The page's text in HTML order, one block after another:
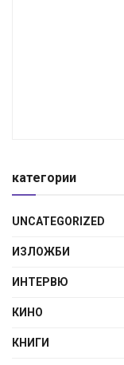
категории
UNCATEGORIZED
ИЗЛОЖБИ
ИНТЕРВЮ
КИНО
КНИГИ